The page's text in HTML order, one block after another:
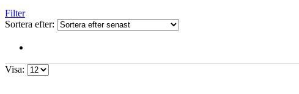
Filter
Sortera efter:
Visa: